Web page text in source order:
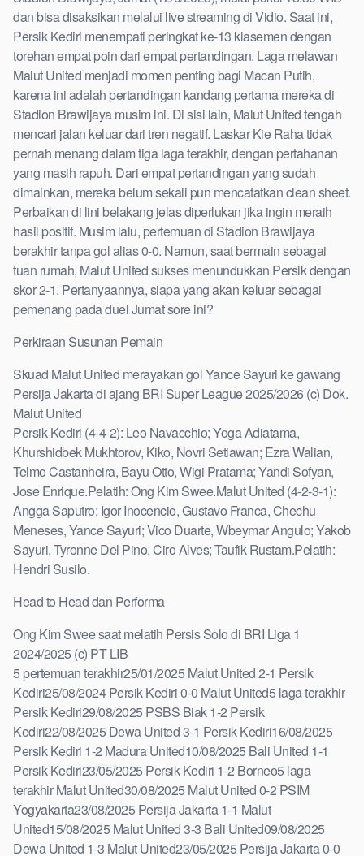
dan bisa disaksikan melalui live streaming di Vidio. Saat ini,
Persik Kediri menempati peringkat ke-13 klasemen dengan
torehan empat poin dari empat pertandingan. Laga melawan
Malut United menjadi momen penting bagi Macan Putih,
karena ini adalah pertandingan kandang pertama mereka di
Stadion Brawijaya musim ini. Di sisi lain, Malut United tengah
mencari jalan keluar dari tren negatif. Laskar Kie Raha tidak
pernah menang dalam tiga laga terakhir, dengan pertahanan
yang masih rapuh. Dari empat pertandingan yang sudah
dimainkan, mereka belum sekali pun mencatatkan clean sheet.
Perbaikan di lini belakang jelas diperlukan jika ingin meraih
hasil positif. Musim lalu, pertemuan di Stadion Brawijaya
berakhir tanpa gol alias 0-0. Namun, saat bermain sebagai
tuan rumah, Malut United sukses menundukkan Persik dengan
skor 2-1. Pertanyaannya, siapa yang akan keluar sebagai
pemenang pada duel Jumat sore ini?
Perkiraan Susunan Pemain
Skuad Malut United merayakan gol Yance Sayuri ke gawang
Persija Jakarta di ajang BRI Super League 2025/2026 (c) Dok.
Malut United
Persik Kediri (4-4-2): Leo Navacchio; Yoga Adiatama,
Khurshidbek Mukhtorov, Kiko, Novri Setiawan; Ezra Walian,
Telmo Castanheira, Bayu Otto, Wigi Pratama; Yandi Sofyan,
Jose Enrique.Pelatih: Ong Kim Swee.Malut United (4-2-3-1):
Angga Saputro; Igor Inocencio, Gustavo Franca, Chechu
Meneses, Yance Sayuri; Vico Duarte, Wbeymar Angulo; Yakob
Sayuri, Tyronne Del Pino, Ciro Alves; Taufik Rustam.Pelatih:
Hendri Susilo.
Head to Head dan Performa
Ong Kim Swee saat melatih Persis Solo di BRI Liga 1
2024/2025 (c) PT LIB
5 pertemuan terakhir25/01/2025 Malut United 2-1 Persik
Kediri25/08/2024 Persik Kediri 0-0 Malut United5 laga terakhir
Persik Kediri29/08/2025 PSBS Biak 1-2 Persik
Kediri22/08/2025 Dewa United 3-1 Persik Kediri16/08/2025
Persik Kediri 1-2 Madura United10/08/2025 Bali United 1-1
Persik Kediri23/05/2025 Persik Kediri 1-2 Borneo5 laga
terakhir Malut United30/08/2025 Malut United 0-2 PSIM
Yogyakarta23/08/2025 Persija Jakarta 1-1 Malut
United15/08/2025 Malut United 3-3 Bali United09/08/2025
Dewa United 1-3 Malut United23/05/2025 Persija Jakarta 0-0